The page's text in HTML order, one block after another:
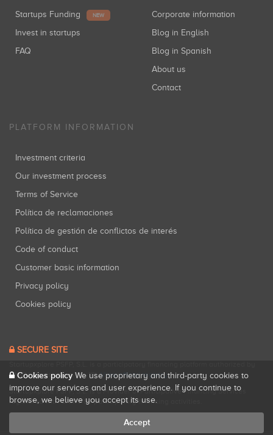
Startups Funding NEW
Invest in startups
FAQ
Corporate information
Blog in English
Blog in Spanish
About us
Contact
PLATFORM INFORMATION
Investment criteria
Our investment process
Terms of Service
Política de reclamaciones
Política de gestión de conflictos de interés
Code of conduct
Customer basic information
Privacy policy
Cookies policy
SECURE SITE
CNMV (Registration No. 18).View official registry .
Startupxplore PSFP, S.L. is a Provider of Participative Financing Services
registered with CNMV for participatory financing activities.
Cookies policy We use proprietary and third-party cookies to
improve our services and user experience. If you continue to
browse, we believe you accept its use.
Accept